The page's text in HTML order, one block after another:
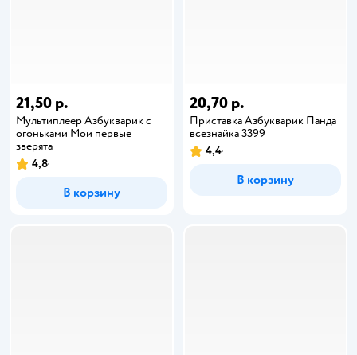
21,50 р.
Мультиплеер Азбукварик с
огоньками Мои первые
зверята
4,8
В корзину
20,70 р.
Приставка Азбукварик Панда
всезнайка 3399
4,4
В корзину